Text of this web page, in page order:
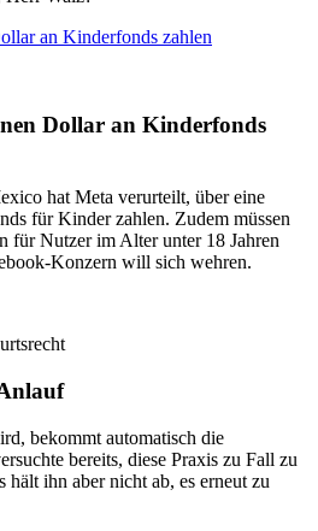
an Kinderfonds zahlen
Dollar an Kinderfonds
hat Meta verurteilt, über eine
für Kinder zahlen. Zudem müssen
für Nutzer im Alter unter 18 Jahren
Konzern will sich wehren.
bekommt automatisch die
bereits, diese Praxis zu Fall zu
hält ihn aber nicht ab, es erneut zu